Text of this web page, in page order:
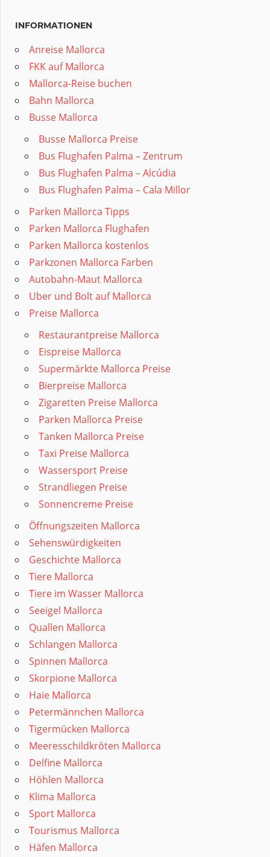
INFORMATIONEN
Anreise Mallorca
FKK auf Mallorca
Mallorca-Reise buchen
Bahn Mallorca
Busse Mallorca
Busse Mallorca Preise
Bus Flughafen Palma – Zentrum
Bus Flughafen Palma – Alcúdia
Bus Flughafen Palma – Cala Millor
Parken Mallorca Tipps
Parken Mallorca Flughafen
Parken Mallorca kostenlos
Parkzonen Mallorca Farben
Autobahn-Maut Mallorca
Uber und Bolt auf Mallorca
Preise Mallorca
Restaurantpreise Mallorca
Eispreise Mallorca
Supermärkte Mallorca Preise
Bierpreise Mallorca
Zigaretten Preise Mallorca
Parken Mallorca Preise
Tanken Mallorca Preise
Taxi Preise Mallorca
Wassersport Preise
Strandliegen Preise
Sonnencreme Preise
Öffnungszeiten Mallorca
Sehenswürdigkeiten
Geschichte Mallorca
Tiere Mallorca
Tiere im Wasser Mallorca
Seeigel Mallorca
Quallen Mallorca
Schlangen Mallorca
Spinnen Mallorca
Skorpione Mallorca
Haie Mallorca
Petermännchen Mallorca
Tigermücken Mallorca
Meeresschildkröten Mallorca
Delfine Mallorca
Höhlen Mallorca
Klima Mallorca
Sport Mallorca
Tourismus Mallorca
Häfen Mallorca